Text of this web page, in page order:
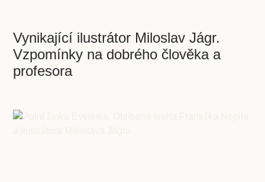
Vynikající ilustrátor Miloslav Jágr.
Vzpomínky na dobrého člověka a
profesora